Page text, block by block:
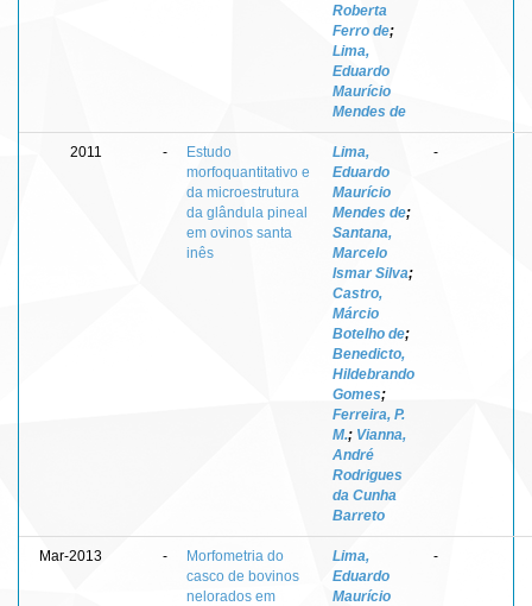
Roberta
Ferro de;
Lima,
Eduardo
Maurício
Mendes de
2011 -
Estudo
morfoquantitativo e
da microestrutura
da glândula pineal
em ovinos santa
inês
Lima,
Eduardo
Maurício
Mendes de;
Santana,
Marcelo
Ismar Silva;
Castro,
Márcio
Botelho de;
Benedicto,
Hildebrando
Gomes;
Ferreira, P.
M.; Vianna,
André
Rodrigues
da Cunha
Barreto
-
Mar-2013 -
Morfometria do
casco de bovinos
nelorados em
Lima,
Eduardo
Maurício
-